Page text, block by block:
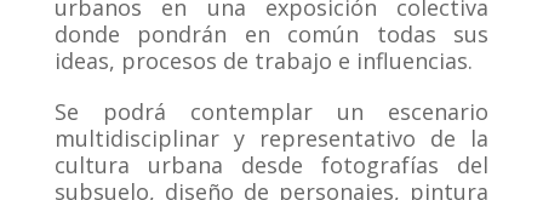
urbanos en una exposición colectiva
donde pondrán en común todas sus
ideas, procesos de trabajo e influencias.
Se podrá contemplar un escenario
multidisciplinar y representativo de la
cultura urbana desde fotografías del
subsuelo, diseño de personajes, pintura